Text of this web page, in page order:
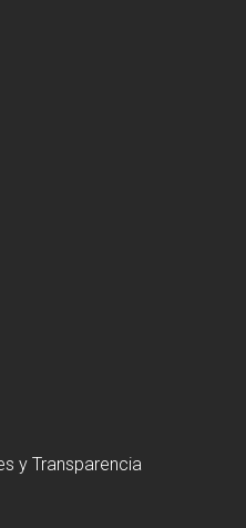
y Transparencia